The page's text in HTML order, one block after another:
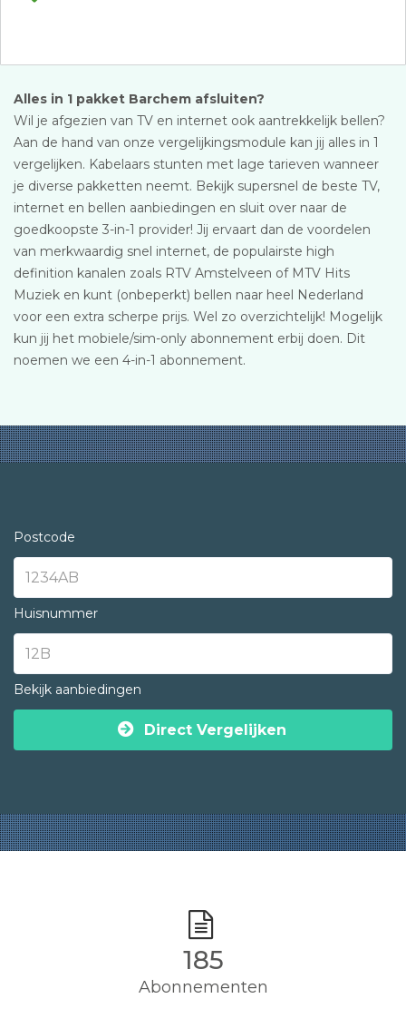
Alles in 1 pakket Barchem afsluiten?
Wil je afgezien van TV en internet ook aantrekkelijk bellen?
Aan de hand van onze vergelijkingsmodule kan jij alles in 1
vergelijken. Kabelaars stunten met lage tarieven wanneer
je diverse pakketten neemt. Bekijk supersnel de beste TV,
internet en bellen aanbiedingen en sluit over naar de
goedkoopste 3-in-1 provider! Jij ervaart dan de voordelen
van merkwaardig snel internet, de populairste high
definition kanalen zoals RTV Amstelveen of MTV Hits
Muziek en kunt (onbeperkt) bellen naar heel Nederland
voor een extra scherpe prijs. Wel zo overzichtelijk! Mogelijk
kun jij het mobiele/sim-only abonnement erbij doen. Dit
noemen we een 4-in-1 abonnement.
Postcode
Huisnummer
Bekijk aanbiedingen
Direct Vergelijken
185
Abonnementen